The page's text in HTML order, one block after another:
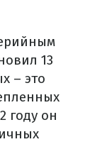
13
– это
году он